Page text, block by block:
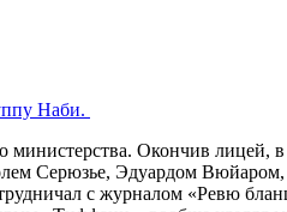
Наби.
Окончив лицей,
Серюзье, Эдуардом
с журналом «Ревю